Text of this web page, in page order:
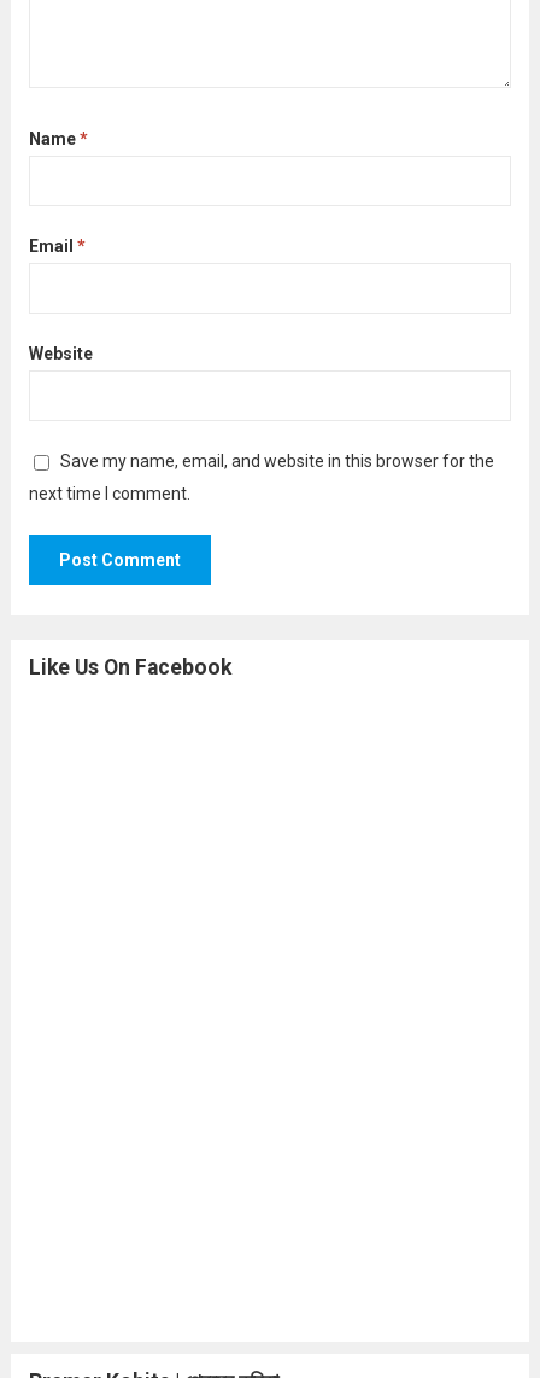
Name*
Email *
Website
Save my name, email, and website in this browser for the
next time I comment.
Like Us On Facebook